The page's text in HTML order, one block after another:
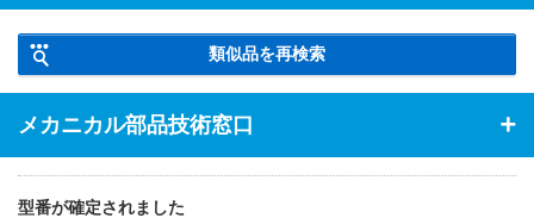
ステム、遠心分離機、複写機などに最適。
類似品を再検索
メカニカル部品技術窓口
型番が確定されました